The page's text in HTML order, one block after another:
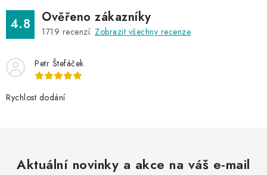
s
u4.8 Ověřeno zákazníky
1719 recenzí. Zobrazit všechny recenze
Petr Štefáček
Rychlost dodání
Aktuální novinky a akce na váš e-mail